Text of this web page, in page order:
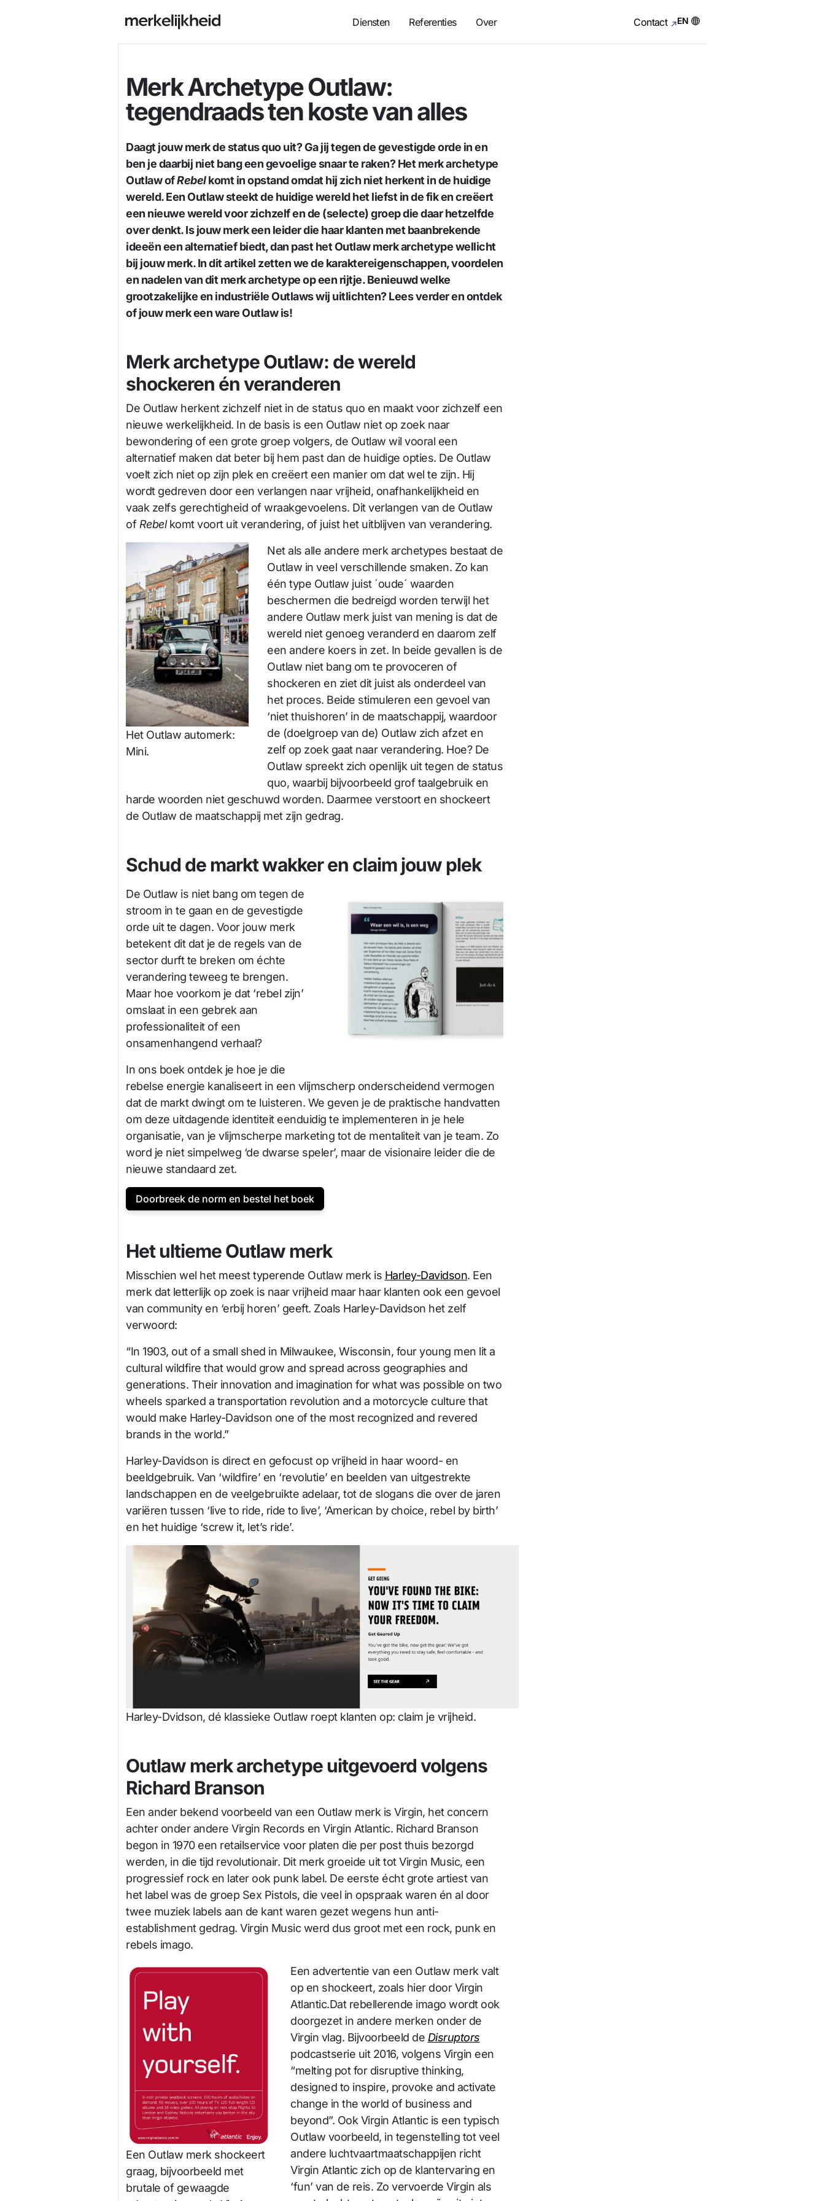
Diensten Referenties Over Contact EN
Merk Archetype Outlaw:
tegendraads ten koste van alles
Daagt jouw merk de status quo uit? Ga jij tegen de gevestigde orde in en
ben je daarbij niet bang een gevoelige snaar te raken? Het merk archetype
Outlaw ofRebelkomt in opstand omdat hij zich niet herkent in de huidige
wereld. Een Outlaw steekt de huidige wereld het liefst in de fik en creëert
een nieuwe wereld voor zichzelf en de (selecte) groep die daar hetzelfde
over denkt. Is jouw merk een leider die haar klanten met baanbrekende
ideeën een alternatief biedt, dan past het Outlaw merk archetype wellicht
bij jouw merk.In dit artikel zetten we de karaktereigenschappen, voordelen
en nadelen van dit merk archetype op een rijtje. Benieuwd welke
grootzakelijke en industriële Outlaws wij uitlichten? Lees verder en ontdek
of jouw merk een ware Outlaw is!
Merk archetype Outlaw: de wereld
shockeren én veranderen
De Outlaw herkent zichzelf niet in de status quo en maakt voor zichzelf een
nieuwe werkelijkheid. In de basis is een Outlaw niet op zoek naar
bewondering of een grote groep volgers, de Outlaw wil vooral een
alternatief maken dat beter bij hem past dan de huidige opties. De Outlaw
voelt zich niet op zijn plek en creëert een manier om dat wel te zijn. Hij
wordt gedreven door een verlangen naar vrijheid, onafhankelijkheid en
vaak zelfs gerechtigheid of wraakgevoelens. Dit verlangen van de Outlaw
of Rebelkomt voort uit verandering, of juist het uitblijven van verandering.
Het Outlaw automerk:
Mini.
Net als alle andere merk archetypes bestaat de
Outlaw in veel verschillende smaken. Zo kan
één type Outlaw juist ´oude´ waarden
beschermen die bedreigd worden terwijl het
andere Outlaw merk juist van mening is dat de
wereld niet genoeg veranderd en daarom zelf
een andere koers in zet. In beide gevallen is de
Outlaw niet bang om te provoceren of
shockeren en ziet dit juist als onderdeel van
het proces. Beide stimuleren een gevoel van
‘niet thuishoren’ in de maatschappij, waardoor
de (doelgroep van de) Outlaw zich afzet en
zelf op zoek gaat naar verandering. Hoe? De
Outlaw spreekt zich openlijk uit tegen de status
quo, waarbij bijvoorbeeld grof taalgebruik en
harde woorden niet geschuwd worden. Daarmee verstoort en shockeert
de Outlaw de maatschappij met zijn gedrag.
Schud de markt wakker en claim jouw plek
De Outlaw is niet bang om tegen de
stroom in te gaan en de gevestigde
orde uit te dagen. Voor jouw merk
betekent dit dat je de regels van de
sector durft te breken om échte
verandering teweeg te brengen.
Maar hoe voorkom je dat ‘rebel zijn’
omslaat in een gebrek aan
professionaliteit of een
onsamenhangend verhaal?
In ons boek ontdek je hoe je die
rebelse energie kanaliseert in een vlijmscherp onderscheidend vermogen
dat de markt dwingt om te luisteren. We geven je de praktische handvatten
om deze uitdagende identiteit eenduidig te implementeren in je hele
organisatie, van je vlijmscherpe marketing tot de mentaliteit van je team. Zo
word je niet simpelweg ‘de dwarse speler’, maar de visionaire leider die de
nieuwe standaard zet.
Doorbreek de norm en bestel het boek
Het ultieme Outlaw merk
Misschien wel het meest typerende Outlaw merk is Harley-Davidson. Een
merk dat letterlijk op zoek is naar vrijheid maar haar klanten ook een gevoel
van community en ‘erbij horen’ geeft. Zoals Harley-Davidson het zelf
verwoord:
“In 1903, out of a small shed in Milwaukee, Wisconsin, four young men lit a
cultural wildfire that would grow and spread across geographies and
generations. Their innovation and imagination for what was possible on two
wheels sparked a transportation revolution and a motorcycle culture that
would make Harley-Davidson one of the most recognized and revered
brands in the world.”
Harley-Davidson is direct en gefocust op vrijheid in haar woord- en
beeldgebruik. Van ‘wildfire’ en ‘revolutie’ en beelden van uitgestrekte
landschappen en de veelgebruikte adelaar, tot de slogans die over de jaren
variëren tussen ‘live to ride, ride to live’, ‘American by choice, rebel by birth’
en het huidige ‘screw it, let’s ride’.
Harley-Dvidson, dé klassieke Outlaw roept klanten op: claim je vrijheid.
Outlaw merk archetype uitgevoerd volgens
Richard Branson
Een ander bekend voorbeeld van een Outlaw merk is Virgin, het concern
achter onder andere Virgin Records en Virgin Atlantic. Richard Branson
begon in 1970 een retailservice voor platen die per post thuis bezorgd
werden, in die tijd revolutionair. Dit merk groeide uit tot Virgin Music, een
progressief rock en later ook punk label. De eerste écht grote artiest van
het label was de groep Sex Pistols, die veel in opspraak waren én al door
twee muziek labels aan de kant waren gezet wegens hun anti-
establishment gedrag. Virgin Music werd dus groot met een rock, punk en
rebels imago.
Een Outlaw merk shockeert
graag, bijvoorbeeld met
brutale of gewaagde
Een advertentie van een Outlaw merk valt
op en shockeert, zoals hier door Virgin
Atlantic.Dat rebellerende imago wordt ook
doorgezet in andere merken onder de
Virgin vlag. Bijvoorbeeld de Disruptors
podcastserie uit 2016, volgens Virgin een
“melting pot for disruptive thinking,
designed to inspire, provoke and activate
change in the world of business and
beyond”. Ook Virgin Atlantic is een typisch
Outlaw voorbeeld, in tegenstelling tot veel
andere luchtvaartmaatschappijen richt
Virgin Atlantic zich op de klantervaring en
‘fun’ van de reis. Zo vervoerde Virgin als